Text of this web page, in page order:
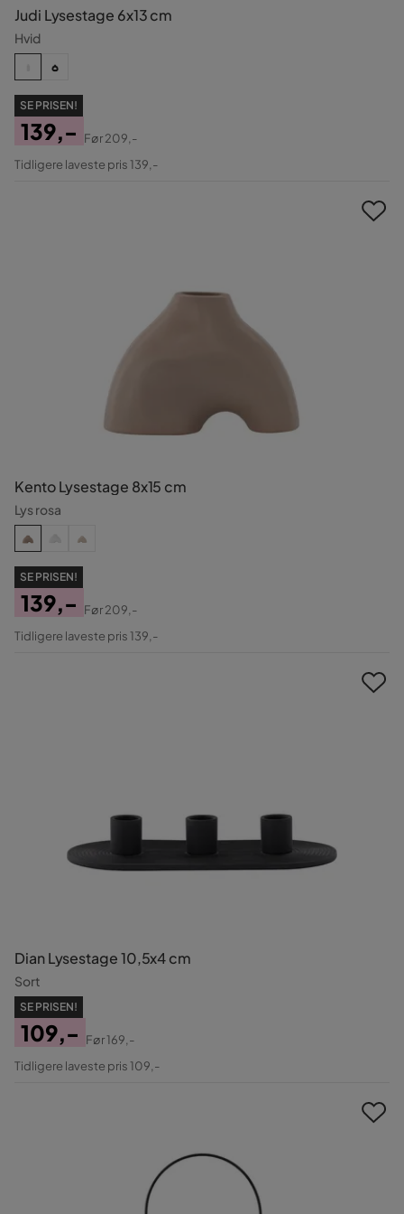
Judi Lysestage 6x13 cm
Hvid
SE PRISEN!
Pris
139,-
Original
Før209,-
Tidligere laveste pris 139,-
Kento Lysestage 8x15 cm
Lys rosa
SE PRISEN!
Pris
139,-
Original
Før209,-
Tidligere laveste pris 139,-
Dian Lysestage 10,5x4 cm
Sort
SE PRISEN!
Pris
109,-
Original
Før169,-
Tidligere laveste pris 109,-